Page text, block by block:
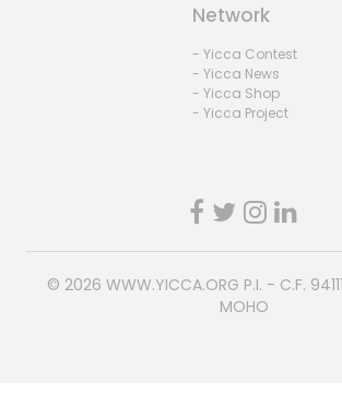
Network
- Yicca Contest
- Yicca News
- Yicca Shop
- Yicca Project
© 2026 WWW.YICCA.ORG P.I. - C.F.
MOHO